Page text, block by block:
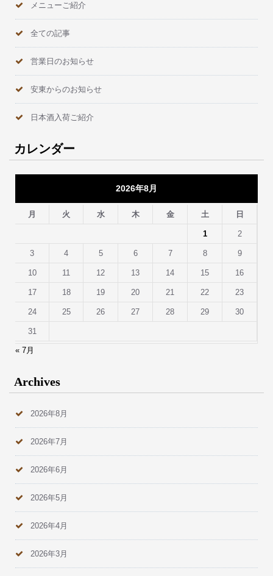
メニューご紹介
全ての記事
営業日のお知らせ
安東からのお知らせ
日本酒入荷ご紹介
カレンダー
2026年8月
月 火 水 木 金 土 日
1 2
3 4 5 6 7 8 9
10 11 12 13 14 15 16
17 18 19 20 21 22 23
24 25 26 27 28 29 30
31
« 7月
Archives
2026年8月
2026年7月
2026年6月
2026年5月
2026年4月
2026年3月